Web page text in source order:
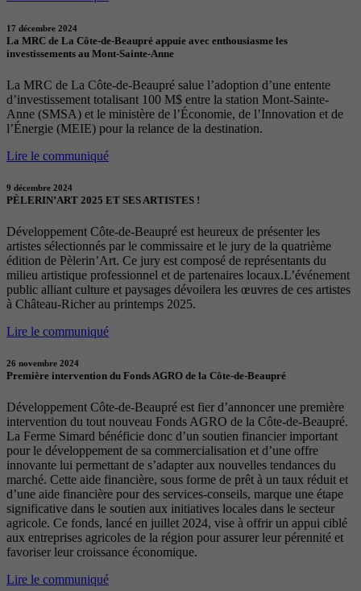
17 décembre 2024
La MRC de La Côte-de-Beaupré appuie avec enthousiasme les
investissements au Mont-Sainte-Anne
La MRC de La Côte-de-Beaupré salue l’adoption d’une entente
d’investissement totalisant 100 M$ entre la station Mont-Sainte-
Anne (SMSA) et le ministère de l’Économie, de l’Innovation et de
l’Énergie (MEIE) pour la relance de la destination.
Lire le communiqué
9 décembre 2024
PÈLERIN’ART 2025 ET SES ARTISTES !
Développement Côte-de-Beaupré est heureux de présenter les
artistes sélectionnés par le commissaire et le jury de la quatrième
édition de Pèlerin’Art. Ce jury est composé de représentants du
milieu artistique professionnel et de partenaires locaux.L’événement
public alliant culture et paysages dévoilera les œuvres de ces artistes
à Château-Richer au printemps 2025.
Lire le communiqué
26 novembre 2024
Première intervention du Fonds AGRO de la Côte-de-Beaupré
Développement Côte-de-Beaupré est fier d’annoncer une première
intervention du tout nouveau Fonds AGRO de la Côte-de-Beaupré.
La Ferme Simard bénéficie donc d’un soutien financier important
pour le développement de sa commercialisation et d’une offre
innovante lui permettant de s’adapter aux nouvelles tendances du
marché. Cette aide financière, sous forme de prêt à un taux réduit et
d’une aide financière pour des services-conseils, marque une étape
significative dans le soutien aux initiatives locales dans le secteur
agricole. Ce fonds, lancé en juillet 2024, vise à offrir un appui ciblé
aux entreprises agricoles de la région pour assurer leur pérennité et
favoriser leur croissance économique.
Lire le communiqué